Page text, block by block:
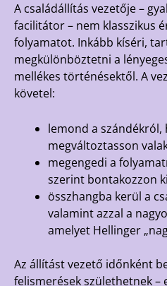
A családállítás vezetője –
facilitátor – nem klasszikus
folyamatot. Inkább kíséri,
megkülönböztetni a
mellékes történésektől. A
követel:
lemond a szándékról,
megváltoztasson
megengedi a
szerint bontakozzon
összhangba kerül a
valamint azzal a
amelyet Hellinger
Az állítást vezető időnként
felismerések születhetnek –